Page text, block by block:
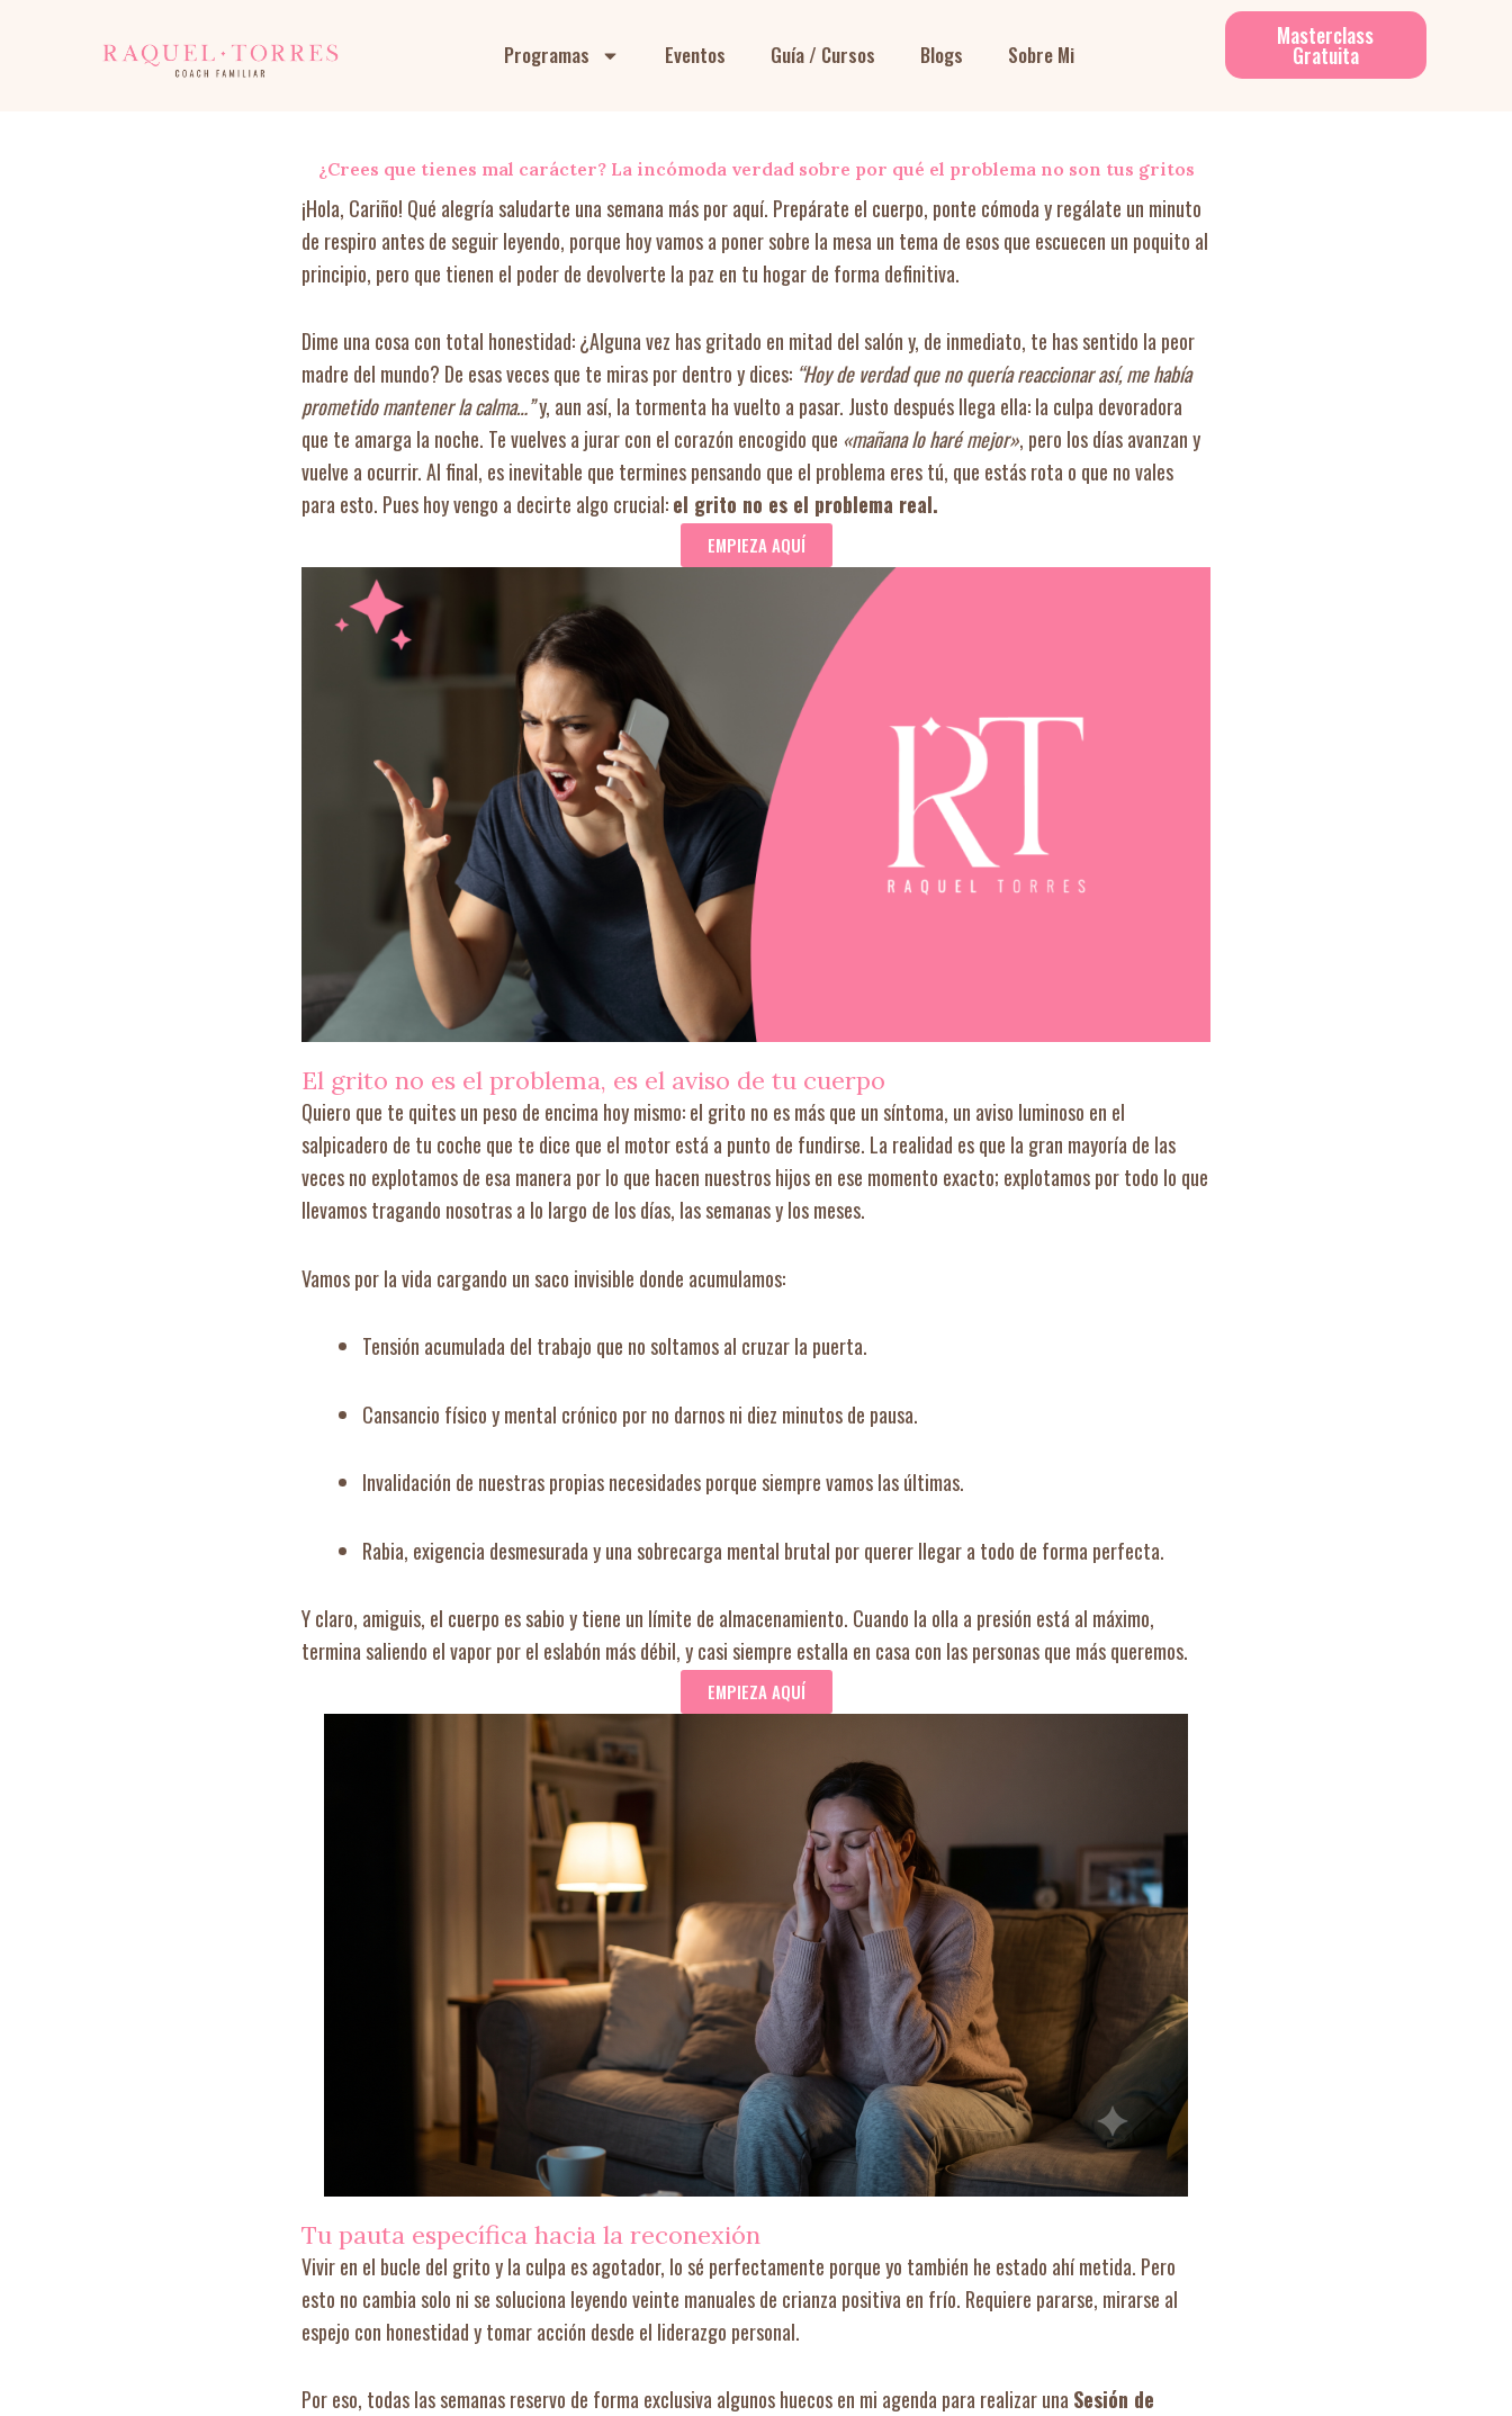
Programas Eventos Guía / Cursos Blogs Sobre Mi
Masterclass
Gratuita
¿Crees que tienes mal carácter? La incómoda verdad sobre por qué el problema no son tus gritos
¡Hola, Cariño! Qué alegría saludarte una semana más por aquí. Prepárate el cuerpo, ponte cómoda y regálate un minuto
de respiro antes de seguir leyendo, porque hoy vamos a poner sobre la mesa un tema de esos que escuecen un poquito al
principio, pero que tienen el poder de devolverte la paz en tu hogar de forma definitiva.
Dime una cosa con total honestidad: ¿Alguna vez has gritado en mitad del salón y, de inmediato, te has sentido la peor
madre del mundo? De esas veces que te miras por dentro y dices: “Hoy de verdad que no quería reaccionar así, me había
prometido mantener la calma…”y, aun así, la tormenta ha vuelto a pasar. Justo después llega ella: la culpa devoradora
que te amarga la noche. Te vuelves a jurar con el corazón encogido que «mañana lo haré mejor», pero los días avanzan y
vuelve a ocurrir. Al final, es inevitable que termines pensando que el problema eres tú, que estás rota o que no vales
para esto. Pues hoy vengo a decirte algo crucial:el grito no es el problema real.
EMPIEZA AQUÍ
El grito no es el problema, es el aviso de tu cuerpo
Quiero que te quites un peso de encima hoy mismo: el grito no es más que un síntoma, un aviso luminoso en el
salpicadero de tu coche que te dice que el motor está a punto de fundirse. La realidad es que la gran mayoría de las
veces no explotamos de esa manera por lo que hacen nuestros hijos en ese momento exacto; explotamos por todo lo que
llevamos tragando nosotras a lo largo de los días, las semanas y los meses.
Vamos por la vida cargando un saco invisible donde acumulamos:
Tensión acumulada del trabajo que no soltamos al cruzar la puerta.
Cansancio físico y mental crónico por no darnos ni diez minutos de pausa.
Invalidación de nuestras propias necesidades porque siempre vamos las últimas.
Rabia, exigencia desmesurada y una sobrecarga mental brutal por querer llegar a todo de forma perfecta.
Y claro, amiguis, el cuerpo es sabio y tiene un límite de almacenamiento. Cuando la olla a presión está al máximo,
termina saliendo el vapor por el eslabón más débil, y casi siempre estalla en casa con las personas que más queremos.
EMPIEZA AQUÍ
Tu pauta específica hacia la reconexión
Vivir en el bucle del grito y la culpa es agotador, lo sé perfectamente porque yo también he estado ahí metida. Pero
esto no cambia solo ni se soluciona leyendo veinte manuales de crianza positiva en frío. Requiere pararse, mirarse al
espejo con honestidad y tomar acción desde el liderazgo personal.
Por eso, todas las semanas reservo de forma exclusiva algunos huecos en mi agenda para realizar una Sesión de